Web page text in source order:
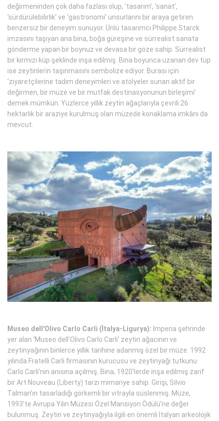
değirmeninden çok daha fazlası olup, ‘tasarım’, ‘sanat’,
‘sürdürülebilirlik’ ve ‘gastronomi’ unsurlarını bir araya getiren
benzersiz bir deneyim sunuyor. Ünlü tasarımcı Philippe Starck
imzasını taşıyan ana bina, boğa güreşine ve sürrealist sanata
gönderme yapan bir boynuz ve devasa bir göze sahip. Sürrealist
bir kırmızı küp şeklinde inşa edilmiş. Bina boyunca uzanan dev tüp
ise zeytinlerin taşınmasını sembolize ediyor. Burası için
‘ziyaretçilerine tadım deneyimleri ve atölyeler sunan aktif bir
değirmen, bir müze ve bir mutfak destinasyonunun birleşimi’
demek mümkün. Yüzlerce yıllık zeytin ağaçlarıyla çevrili 26
hektarlık bir araziye kurulmuş olan müzede konaklama imkânı da
mevcut.
Museo dell'Olivo Carlo Carli (İtalya-Ligurya): Imperia şehrinde
yer alan ‘Museo dell'Olivo Carlo Carli’ zeytin ağacının ve
zeytinyağının binlerce yıllık tarihine adanmış özel bir müze. 1992
yılında Fratelli Carli firmasının kurucusu ve zeytinyağı tutkunu
Carlo Carli’nin anısına açılmış. Bina, 1920'lerde inşa edilmiş zarif
bir Art Nouveau (Liberty) tarzı mimariye sahip. Girişi, Silvio
Talman’ın tasarladığı görkemli bir vitrayla süslenmiş. Müze,
1993’te Avrupa Yılın Müzesi Özel Mansiyon Ödülü’ne değer
bulunmuş. Zeytin ve zeytinyağıyla ilgili en önemli İtalyan arkeolojik